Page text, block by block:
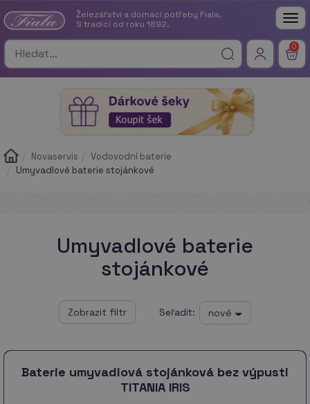
Železářství a domácí potřeby Fiala.
S tradicí od roku 1892.
0
Novaservis
Vodovodní baterie
Umyvadlové baterie stojánkové
Umyvadlové baterie
stojánkové
Seřadit: nové
Baterie umyvadlová stojánková bez výpusti
TITANIA IRIS